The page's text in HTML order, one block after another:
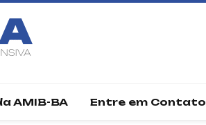
AMIB-BA Entre em Contato